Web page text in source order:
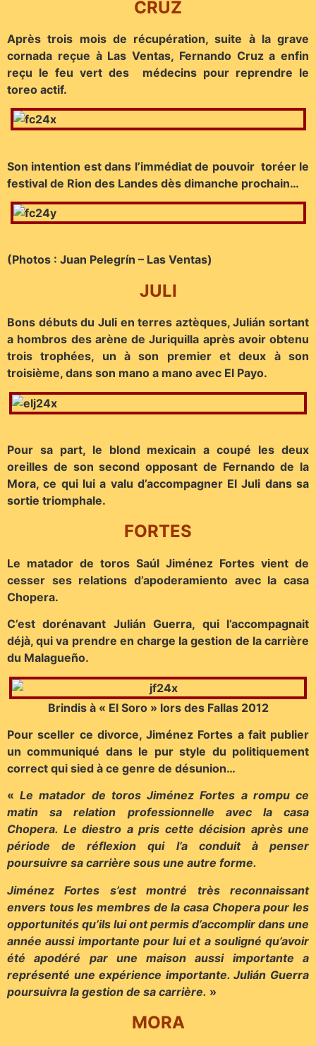
CRUZ
Après trois mois de récupération, suite à la grave
cornada reçue à Las Ventas, Fernando Cruz a enfin
reçu le feu vert des médecins pour reprendre le
toreo actif.
Son intention est dans l’immédiat de pouvoir toréer le
festival de Rion des Landes dès dimanche prochain…
(Photos : Juan Pelegrín – Las Ventas)
JULI
Bons débuts du Juli en terres aztèques, Julián sortant
a hombros des arène de Juriquilla après avoir obtenu
trois trophées, un à son premier et deux à son
troisième, dans son mano a mano avec El Payo.
Pour sa part, le blond mexicain a coupé les deux
oreilles de son second opposant de Fernando de la
Mora, ce qui lui a valu d’accompagner El Juli dans sa
sortie triomphale.
FORTES
Le matador de toros Saúl Jiménez Fortes vient de
cesser ses relations d’apoderamiento avec la casa
Chopera.
C’est dorénavant Julián Guerra, qui l’accompagnait
déjà, qui va prendre en charge la gestion de la carrière
du Malagueño.
Brindis à « El Soro » lors des Fallas 2012
Pour sceller ce divorce, Jiménez Fortes a fait publier
un communiqué dans le pur style du politiquement
correct qui sied à ce genre de désunion…
«Le matador de toros Jiménez Fortes a rompu ce
matin sa relation professionnelle avec la casa
Chopera. Le diestro a pris cette décision après une
période de réflexion qui l’a conduit à penser
poursuivre sa carrière sous une autre forme.
Jiménez Fortes s’est montré très reconnaissant
envers tous les membres de la casa Chopera pour les
opportunités qu’ils lui ont permis d’accomplir dans une
année aussi importante pour lui et a souligné qu’avoir
été apodéré par une maison aussi importante a
représenté une expérience importante. Julián Guerra
poursuivra la gestion de sa carrière. »
MORA